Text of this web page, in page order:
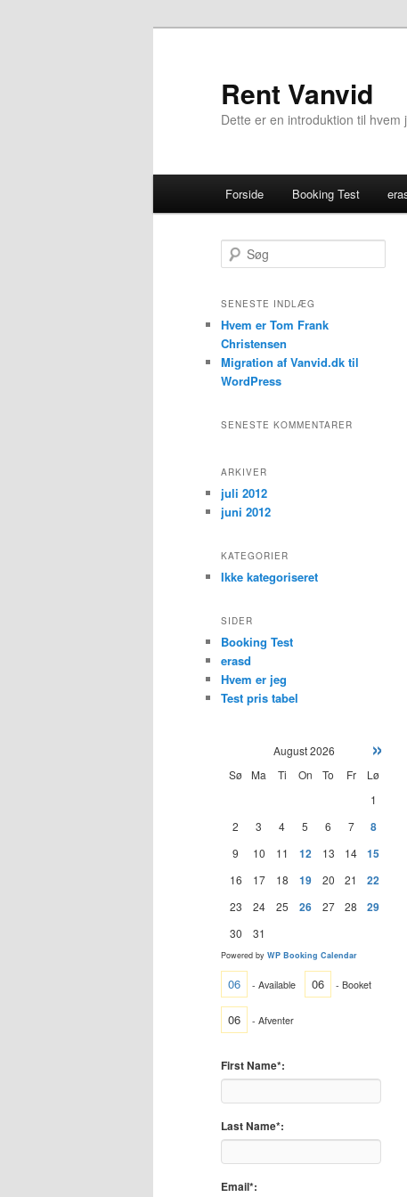
Rent Vanvid
Dette er en introduktion til
Fortsæt til primært indhold
Fortsæt til sekundært indhold
Forside Booking Test
Søg
SENESTE INDLÆG
Hvem er Tom Frank
Christensen
Migration af Vanvid.dk til
WordPress
SENESTE KOMMENTARER
ARKIVER
juli 2012
juni 2012
KATEGORIER
Ikke kategoriseret
SIDER
Booking Test
erasd
Hvem er jeg
Test pris tabel
»
August 2026
Sø
Ma Ti On To Fr
Lø
1
2
3 4 5 6 7 8
9 10 11 12 13 14 15
16 17 18 19 20 21 22
23 24 25 26 27 28 29
30 31
Powered by WP Booking Calendar
06 - Available 06 - Booket
06 - Afventer
First Name*:
Last Name*:
Email*: